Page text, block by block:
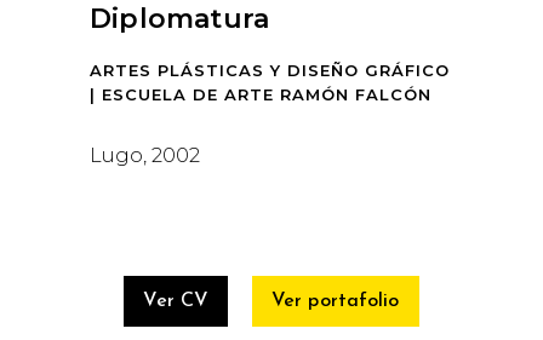
Diplomatura
ARTES PLÁSTICAS Y DISEÑO GRÁFICO
| ESCUELA DE ARTE RAMÓN FALCÓN
Lugo, 2002
Ver CV Ver portafolio